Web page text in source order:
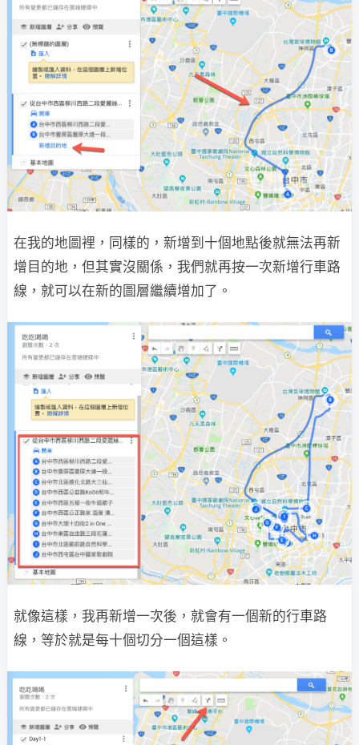
在我的地圖裡，同樣的，新增到十個地點後就無法再新
增目的地，但其實沒關係，我們就再按一次新增行車路
線，就可以在新的圖層繼續增加了。
就像這樣，我再新增一次後，就會有一個新的行車路
線，等於就是每十個切分一個這樣。